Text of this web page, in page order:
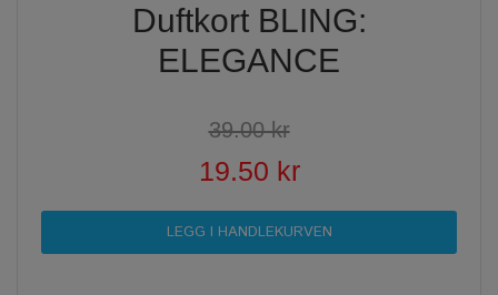
Duftkort BLING:
ELEGANCE
39.00 kr
19.50 kr